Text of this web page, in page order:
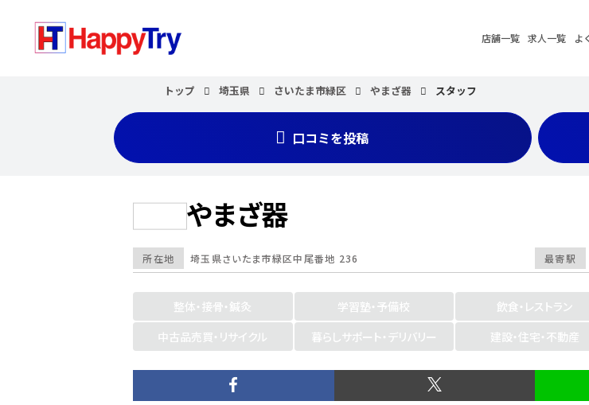
店舗一覧 求人一覧 よ
トップ 埼玉県 さいたま市緑区 やまざ器 スタッフ
口コミを投稿
やまざ器
最寄駅
所在地 埼玉県さいたま市緑区中尾番地 236
整体・接骨・鍼灸 学習塾・予備校 飲食・レストラン
中古品売買・リサイクル
暮らしサポート・デリバリー 建設・住宅・不動産